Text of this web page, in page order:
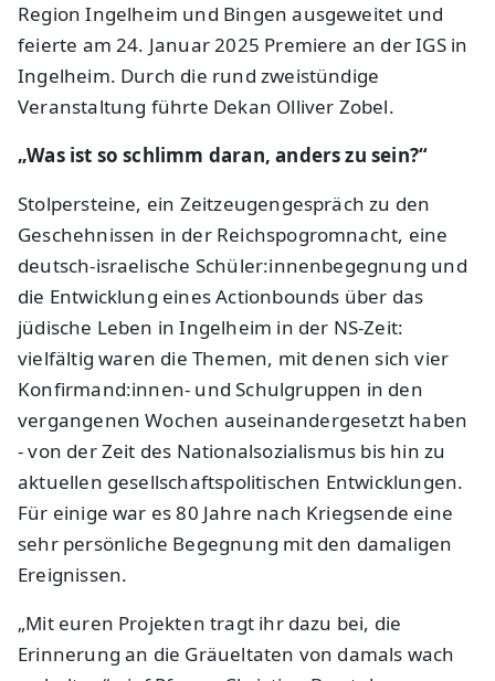
Region Ingelheim und Bingen ausgeweitet und
feierte am 24. Januar 2025 Premiere an der IGS in
Ingelheim. Durch die rund zweistündige
Veranstaltung führte Dekan Olliver Zobel.
„Was ist so schlimm daran, anders zu sein?“
Stolpersteine, ein Zeitzeugengespräch zu den
Geschehnissen in der Reichspogromnacht, eine
deutsch-israelische Schüler:innenbegegnung und
die Entwicklung eines Actionbounds über das
jüdische Leben in Ingelheim in der NS-Zeit:
vielfältig waren die Themen, mit denen sich vier
Konfirmand:innen- und Schulgruppen in den
vergangenen Wochen auseinandergesetzt haben
- von der Zeit des Nationalsozialismus bis hin zu
aktuellen gesellschaftspolitischen Entwicklungen.
Für einige war es 80 Jahre nach Kriegsende eine
sehr persönliche Begegnung mit den damaligen
Ereignissen.
„Mit euren Projekten tragt ihr dazu bei, die
Erinnerung an die Gräueltaten von damals wach